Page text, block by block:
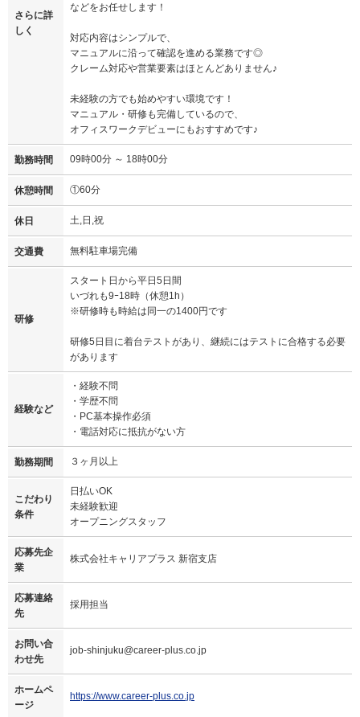
さらに詳
しく
などをお任せします！
対応内容はシンプルで、
マニュアルに沿って確認を進める業務です◎
クレーム対応や営業要素はほとんどありません♪
未経験の方でも始めやすい環境です！
マニュアル・研修も完備しているので、
オフィスワークデビューにもおすすめです♪
勤務時間 09時00分 ～ 18時00分
休憩時間 ①60分
休日 土,日,祝
交通費 無料駐車場完備
研修
スタート日から平日5日間
いづれも9ｰ18時（休憩1h）
※研修時も時給は同一の1400円です
研修5日目に着台テストがあり、継続にはテストに合格する必要
があります
経験など
・経験不問
・学歴不問
・PC基本操作必須
・電話対応に抵抗がない方
勤務期間 ３ヶ月以上
こだわり
条件
日払いOK
未経験歓迎
オープニングスタッフ
応募先企
業
株式会社キャリアプラス 新宿支店
応募連絡
先
採用担当
お問い合
わせ先
job-shinjuku@career-plus.co.jp
ホームペ
ージ
https://www.career-plus.co.jp